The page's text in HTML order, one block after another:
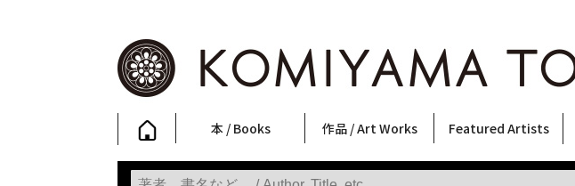
本 / Books
写真集
Photobooks
ファッション
Fashion
アート / 美術
Art
文学・人文
Literature & Humanities
日本文化
Japanese Culture
新刊
New Books
SALE
SALE
作品 / Art Works
フォトグラフィー
Photography
ポスター
Posters
ストリートアート
Street Art
立体・その他
Sculptures / etc
アートワークス
Art Works
Primary Artworks
KOMIYAMA TOKYO ART LABEL
版画
Prints
Featured Artists
稲嶺啓一(東風終)
村田言恵
丸岡和吾
Rico Casella
キム・ロートン
菅谷晋一
柴田亜美
内藤啓介
CHRIS
秋赤音
須藤昌人
大類信
三島由紀夫
大西洋介
内藤ルネ
佐伯俊男
三島剛
林月光
北島敬三
横尾忠則
森山大道
COOKIE
二本木里美
春川ナミオ
天野タケル